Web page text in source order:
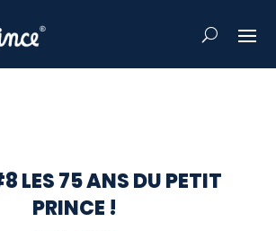
LES 75 ANS DU PETIT
PRINCE !